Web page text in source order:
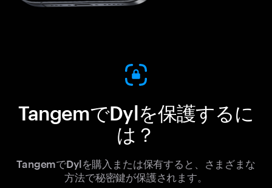
TangemでDylを保護するに
は？
TangemでDylを購入または保有すると、さまざまな
方法で秘密鍵が保護されます。